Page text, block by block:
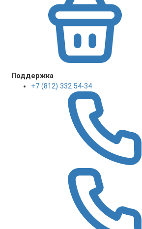
Поддержка
+7 (812) 332 54-34